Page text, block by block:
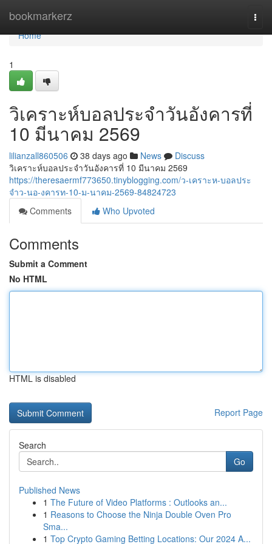
bookmarkerz
Home
Home
1
วิเคราะห์บอลประจำวันอังคารที่
10 มีนาคม 2569
lilianzall860506 38 days ago News
Discuss
วิเคราะห์บอลประจำวันอังคารที่ 10 มีนาคม 2569
https://theresaermf773650.tinyblogging.com/ว-เคราะห-บอลประ
จำว-นอ-งคารท-10-ม-นาคม-2569-84824723
Comments
Who Upvoted
Comments
Submit a Comment
No HTML
HTML is disabled
Report Page
Search
Go
Published News
1 The Future of Video Platforms : Outlooks an...
1 Reasons to Choose the Ninja Double Oven Pro
Sma...
1 Top Crypto Gaming Betting Locations: Our 2024 A...